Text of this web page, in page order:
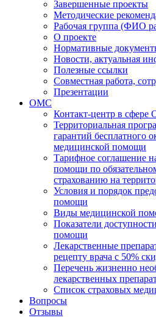
Завершенные проекты
Методические
Рабочая группа (ФИО
О проекте
Нормативные
Новости, актуальная
Полезные ссылки
Совместная работа,
Презентации
ОМС
Контакт-центр в
Территориальная
гарантий бесплатного
медицинской помощи
Тарифное соглашение
помощи по
страхованию на
Условия и порядок
помощи
Виды медицинской
Показатели
помощи
Лекарственные
рецепту врача с 50%
Перечень жизненно
лекарственных
Список страховых
Вопросы
Отзывы